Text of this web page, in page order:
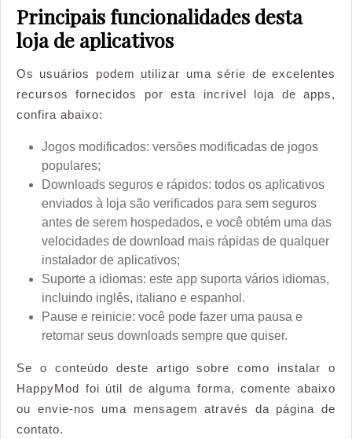
Principais funcionalidades desta
loja de aplicativos
Os usuários podem utilizar uma série de excelentes
recursos fornecidos por esta incrível loja de apps,
confira abaixo:
Jogos modificados: versões modificadas de jogos
populares;
Downloads seguros e rápidos: todos os aplicativos
enviados à loja são verificados para sem seguros
antes de serem hospedados, e você obtém uma das
velocidades de download mais rápidas de qualquer
instalador de aplicativos;
Suporte a idiomas: este app suporta vários idiomas,
incluindo inglês, italiano e espanhol.
Pause e reinicie: você pode fazer uma pausa e
retomar seus downloads sempre que quiser.
Se o conteúdo deste artigo sobre como instalar o
HappyMod foi útil de alguma forma, comente abaixo
ou envie-nos uma mensagem através da página de
contato.